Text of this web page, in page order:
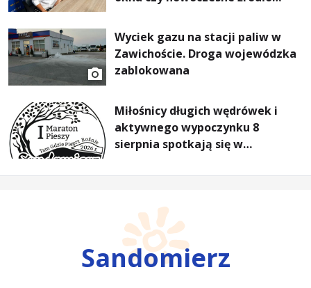
rachunki za energię, lepszy
komfort życia i... czystsze
powietrze
Wyciek gazu na stacji paliw w
Zawichoście. Droga wojewódzka
zablokowana
Miłośnicy długich wędrówek i
aktywnego wypoczynku 8
sierpnia spotkają się w
Pieszym „Tam Gdzie Pieprz
Sandomierz